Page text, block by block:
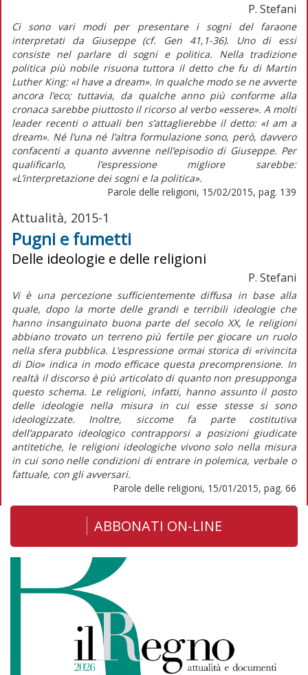
P. Stefani
Ci sono vari modi per presentare i sogni del faraone
interpretati da Giuseppe (cf. Gen 41,1-36). Uno di essi
consiste nel parlare di sogni e politica. Nella tradizione
politica più nobile risuona tuttora il detto che fu di Martin
Luther King: «I have a dream». In qualche modo se ne avverte
ancora l’eco; tuttavia, da qualche anno più conforme alla
cronaca sarebbe piuttosto il ricorso al verbo «essere». A molti
leader recenti o attuali ben s’attaglierebbe il detto: «I am a
dream». Né l’una né l’altra formulazione sono, però, davvero
confacenti a quanto avvenne nell’episodio di Giuseppe. Per
qualificarlo, l’espressione migliore sarebbe:
«L’interpretazione dei sogni e la politica».
Parole delle religioni, 15/02/2015, pag. 139
Attualità, 2015-1
Pugni e fumetti
Delle ideologie e delle religioni
P. Stefani
Vi è una percezione sufficientemente diffusa in base alla
quale, dopo la morte delle grandi e terribili ideologie che
hanno insanguinato buona parte del secolo XX, le religioni
abbiano trovato un terreno più fertile per giocare un ruolo
nella sfera pubblica. L’espressione ormai storica di «rivincita
di Dio» indica in modo efficace questa precomprensione. In
realtà il discorso è più articolato di quanto non presupponga
questo schema. Le religioni, infatti, hanno assunto il posto
delle ideologie nella misura in cui esse stesse si sono
ideologizzate. Inoltre, siccome fa parte costitutiva
dell’apparato ideologico contrapporsi a posizioni giudicate
antitetiche, le religioni ideologiche vivono solo nella misura
in cui sono nelle condizioni di entrare in polemica, verbale o
fattuale, con gli avversari.
Parole delle religioni, 15/01/2015, pag. 66
ABBONATI ON-LINE